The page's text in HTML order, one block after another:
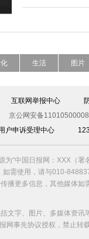
生活 图片
互联网举报中心
京公网安备
户申诉受理中心
为“中国日报网：XXX（
需使用，请与010-
播更多信息，其他媒体
文字、图片、多媒体资
网事先协议授权，禁止转